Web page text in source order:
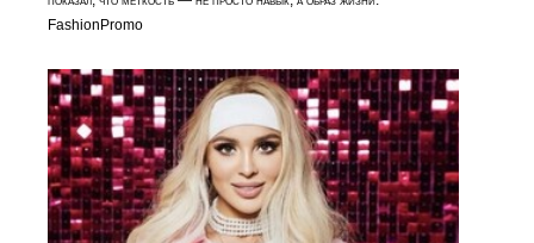
FashionPromo